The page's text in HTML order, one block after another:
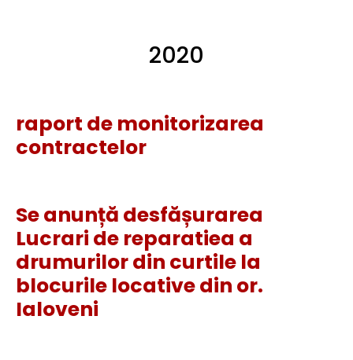
2020
raport de monitorizarea
contractelor
Se anunță desfășurarea
Lucrari de reparatiea a
drumurilor din curtile la
blocurile locative din or.
Ialoveni